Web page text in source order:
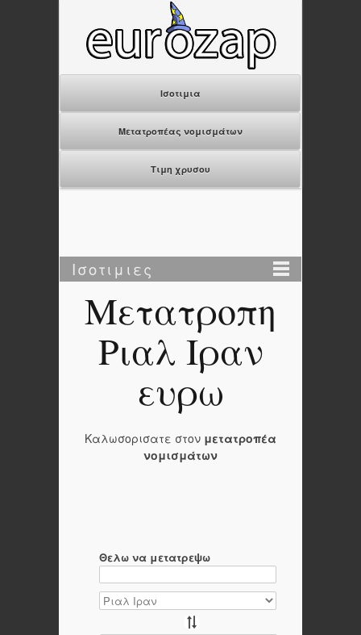
Ισοτιμια
Μετατροπέας νομισμάτων
Τιμη χρυσου
Ισοτιμιες
Μετατροπη
Ριαλ Ιραν
ευρω
Καλωσορισατε στον μετατροπέα
νομισμάτων
Θελω να μετατρεψω